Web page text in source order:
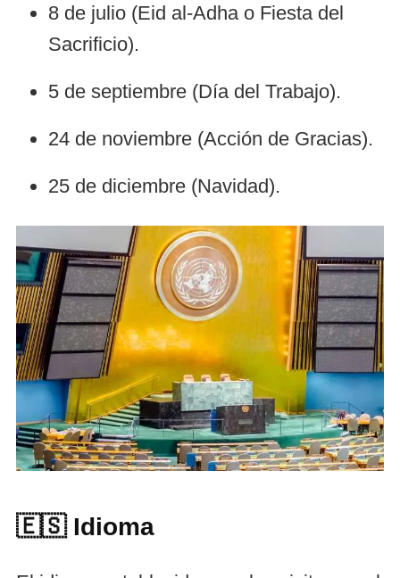
8 de julio (Eid al-Adha o Fiesta del
Sacrificio).
5 de septiembre (Día del Trabajo).
24 de noviembre (Acción de Gracias).
25 de diciembre (Navidad).
🇪🇸 Idioma